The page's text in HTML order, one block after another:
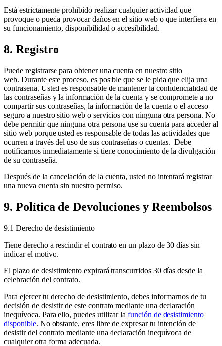
Está estrictamente prohibido realizar cualquier actividad que
provoque o pueda provocar daños en el sitio web o que interfiera en
su funcionamiento, disponibilidad o accesibilidad.
8. Registro
Puede registrarse para obtener una cuenta en nuestro sitio
web. Durante este proceso, es posible que se le pida que elija una
contraseña. Usted es responsable de mantener la confidencialidad de
las contraseñas y la información de la cuenta y se compromete a no
compartir sus contraseñas, la información de la cuenta o el acceso
seguro a nuestro sitio web o servicios con ninguna otra persona. No
debe permitir que ninguna otra persona use su cuenta para acceder al
sitio web porque usted es responsable de todas las actividades que
ocurren a través del uso de sus contraseñas o cuentas. Debe
notificarnos inmediatamente si tiene conocimiento de la divulgación
de su contraseña.
Después de la cancelación de la cuenta, usted no intentará registrar
una nueva cuenta sin nuestro permiso.
9. Política de Devoluciones y Reembolsos
9.1 Derecho de desistimiento
Tiene derecho a rescindir el contrato en un plazo de 30 días sin
indicar el motivo.
El plazo de desistimiento expirará transcurridos 30 días desde la
celebración del contrato.
Para ejercer tu derecho de desistimiento, debes informarnos de tu
decisión de desistir de este contrato mediante una declaración
inequívoca. Para ello, puedes utilizar la función de desistimiento
disponible. No obstante, eres libre de expresar tu intención de
desistir del contrato mediante una declaración inequívoca de
cualquier otra forma adecuada.